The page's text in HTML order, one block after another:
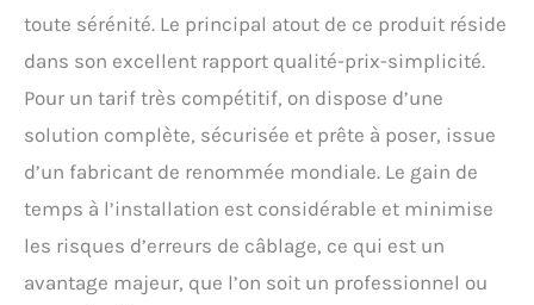
toute sérénité. Le principal atout de ce produit réside
dans son excellent rapport qualité-prix-simplicité.
Pour un tarif très compétitif, on dispose d’une
solution complète, sécurisée et prête à poser, issue
d’un fabricant de renommée mondiale. Le gain de
temps à l’installation est considérable et minimise
les risques d’erreurs de câblage, ce qui est un
avantage majeur, que l’on soit un professionnel ou